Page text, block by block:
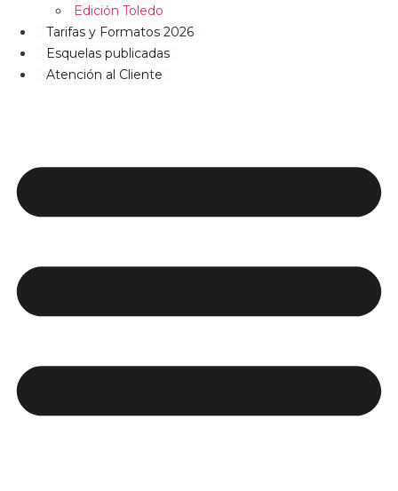
Edición Toledo
Tarifas y Formatos 2026
Esquelas publicadas
Atención al Cliente